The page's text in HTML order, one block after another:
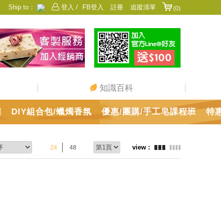
登入 / FB登入 註冊 追蹤清單
Ship to：
香港 日本 中國
澳門 美國 新加坡
DIY組合包/蠟燭香氛 優惠/團購/手工皂課程班 特
(0)
知識百科
24 48